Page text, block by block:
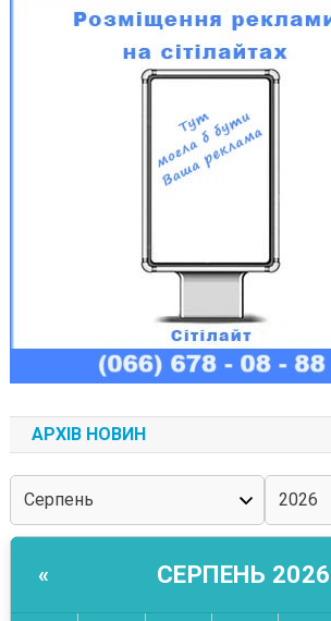
АРХІВ НОВИН
« СЕРПЕНЬ 2026